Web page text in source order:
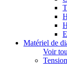
Matériel de
Voir